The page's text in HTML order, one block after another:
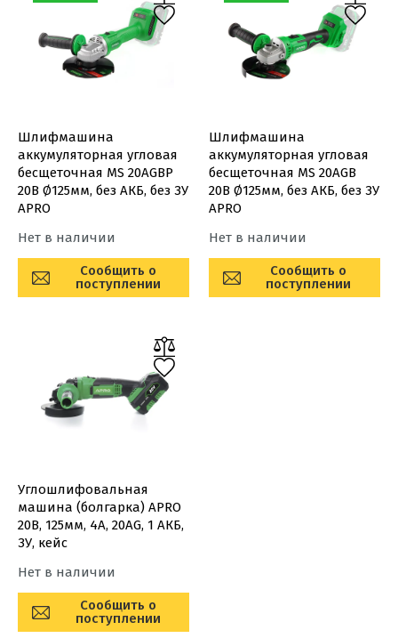
Шлифмашина
аккумуляторная угловая
бесщеточная MS 20AGBP
20В Ø125мм, без АКБ, без ЗУ
APRO
Нет в наличии
Сообщить о
поступлении
Шлифмашина
аккумуляторная угловая
бесщеточная MS 20AGB
20В Ø125мм, без АКБ, без ЗУ
APRO
Нет в наличии
Сообщить о
поступлении
Углошлифовальная
машина (болгарка) APRO
20В, 125мм, 4А, 20AG, 1 АКБ,
ЗУ, кейс
Нет в наличии
Сообщить о
поступлении